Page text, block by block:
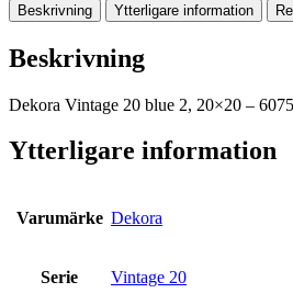
Beskrivning Ytterligare information
Beskrivning
Dekora Vintage 20 blue 2, 20×20 –
Ytterligare information
Varumärke Dekora
Serie Vintage 20